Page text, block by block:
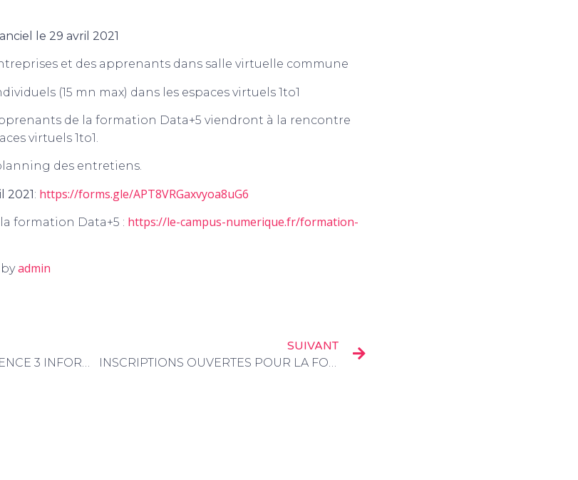
le 29 avril 2021
et des apprenants dans salle virtuelle commune
(15 mn max) dans les espaces virtuels 1to1
de la formation Data+5 viendront à la rencontre
virtuels 1to1.
des entretiens.
2021: https://forms.gle/APT8VRGaxvyoa8uG6
formation Data+5 : https://le-campus-numerique.fr/formation-
admin
LANCEMENT D’UNE LICENCE 3 INFORMATIQUE -> RÉUNION D’INFORMATION
SUIVANT
INSCRIPTIONS OUVERTES POUR LA FORMATION LICENCE 3 INFORMATIQUE À GRENOBLE